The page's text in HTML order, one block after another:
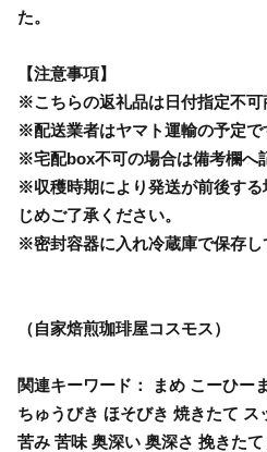
た。
【注意事項】
※こちらの返礼品は日付指定不可
※配送業者はヤマト運輸の予定で
※宅配box不可の場合は備考欄へ
※収穫時期により発送が前後す
じめご了承ください。
※密封容器に入れ冷蔵庫で保存し
（自家焙煎珈琲屋コスモス）
関連キーワード： まめ こーひー
ちゅうびき ほそびき 焼きたて ス
苦み 苦味 奥深い 奥深さ 挽きた